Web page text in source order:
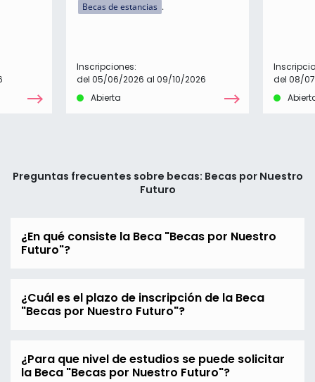
Becas de estancias
Inscripciones:
del 05/06/2026 al 09/10/2026
Abierta
del 08/
Preguntas frecuentes sobre becas: Becas por Nuestro
Futuro
¿En qué consiste la Beca "Becas por Nuestro
Futuro"?
¿Cuál es el plazo de inscripción de la Beca
"Becas por Nuestro Futuro"?
¿Para que nivel de estudios se puede solicitar
la Beca "Becas por Nuestro Futuro"?